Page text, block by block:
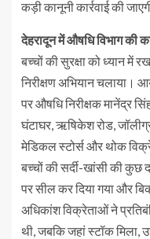
कड़ी कानूनी कार्रवाई की
देहरादून में औषधि विभाग की
बच्चों की सुरक्षा को ध्यान में
निरीक्षण अभियान चलाया।
पर औषधि निरीक्षक मानेंद्र
घंटाघर, ऋषिकेश रोड,
मेडिकल स्टोर्स और थोक
बच्चों की सर्दी-खांसी की कुछ
पर सील कर दिया गया और
अधिकांश विक्रेताओं ने
थी, जबकि जहां स्टॉक मिला,